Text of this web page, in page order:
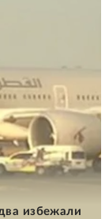
избежали